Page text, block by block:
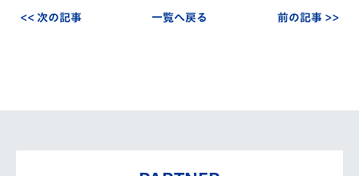
<< 次の記事 一覧へ戻る 前の記事 >>